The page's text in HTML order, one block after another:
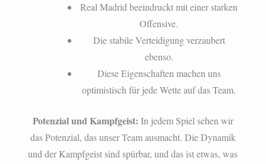
Real Madrid beeindruckt mit einer starken
Offensive.
Die stabile Verteidigung verzaubert
ebenso.
Diese Eigenschaften machen uns
optimistisch für jede Wette auf das Team.
Potenzial und Kampfgeist: In jedem Spiel sehen wir
das Potenzial, das unser Team ausmacht. Die Dynamik
und der Kampfgeist sind spürbar, und das ist etwas, was